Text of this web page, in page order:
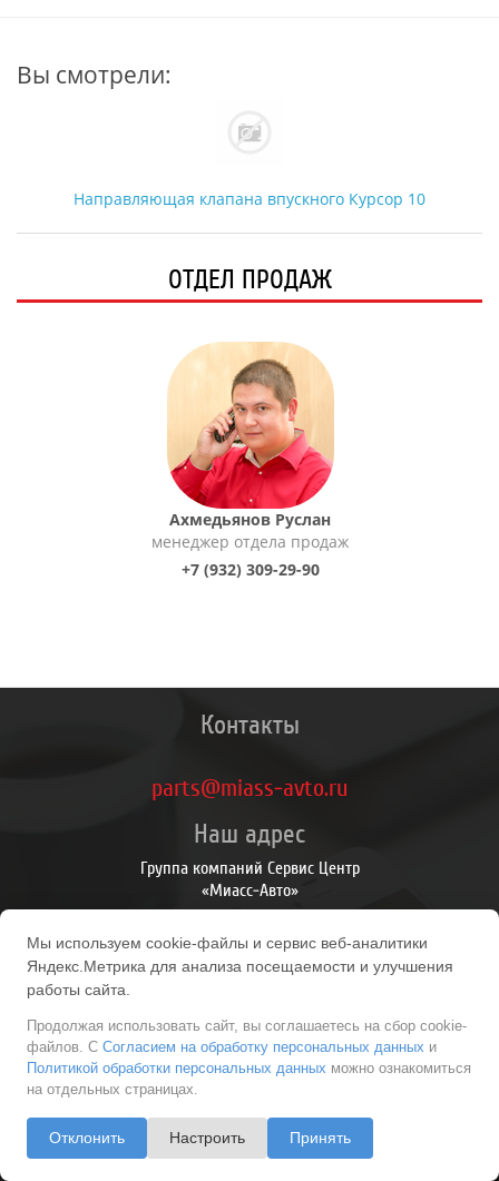
Вы смотрели:
Направляющая клапана впускного Курсор 10
ОТДЕЛ ПРОДАЖ
Ахмедьянов Руслан
менеджер отдела продаж
+7 (932) 309-29-90
Контакты
parts@miass-avto.ru
Наш адрес
Группа компаний Сервис Центр
«Миасс-Авто»
Личный Кабинет
Личный Кабинет
ООО «Авторемонт М» / ООО ПКФ «Промальтернатива»
Политика обработки персональных данных|Согласие на обработку ПДн
Мы используем cookie-файлы и сервис веб-аналитики
Яндекс.Метрика для анализа посещаемости и улучшения
работы сайта.
Продолжая использовать сайт, вы соглашаетесь на сбор cookie-
файлов. С Согласием на обработку персональных данных и
Политикой обработки персональных данных можно ознакомиться
на отдельных страницах.
Отклонить Настроить Принять